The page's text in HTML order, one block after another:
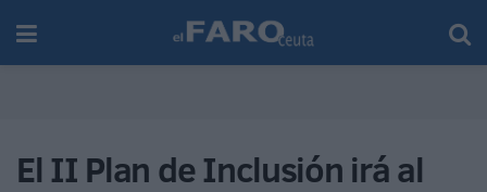
El II Plan de Inclusión irá al